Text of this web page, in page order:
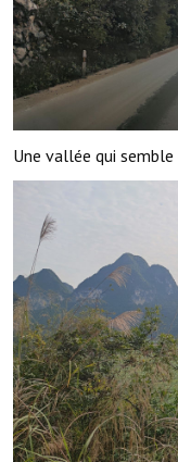
Une vallée qui